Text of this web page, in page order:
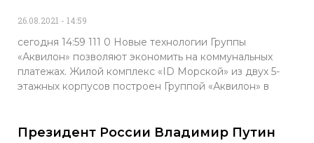
26.08.2021 14:59
сегодня 14:59 111 0 Новые технологии Группы
«Аквилон» позволяют экономить на коммунальных
платежах. Жилой комплекс «ID Морской» из двух 5-
этажных корпусов построен Группой «Аквилон» в
Президент России Владимир Путин